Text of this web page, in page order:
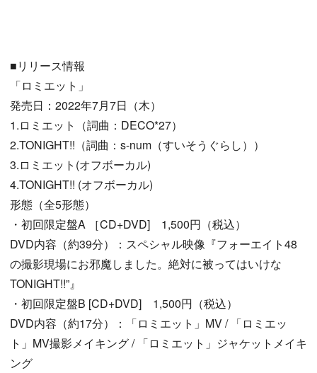
■リリース情報
「ロミエット」
発売日：2022年7月7日（木）
1.ロミエット（詞曲：DECO*27）
2.TONIGHT!!（詞曲：s-num（すいそうぐらし））
3.ロミエット(オフボーカル)
4.TONIGHT!! (オフボーカル)
形態（全5形態）
・初回限定盤A ［CD+DVD] 1,500円（税込）
DVD内容（約39分）：スペシャル映像『フォーエイト48
の撮影現場にお邪魔しました。絶対に被ってはいけな
TONIGHT!!”』
・初回限定盤B [CD+DVD] 1,500円（税込）
DVD内容（約17分）：「ロミエット」MV / 「ロミエッ
ト」MV撮影メイキング / 「ロミエット」ジャケットメイキ
ング